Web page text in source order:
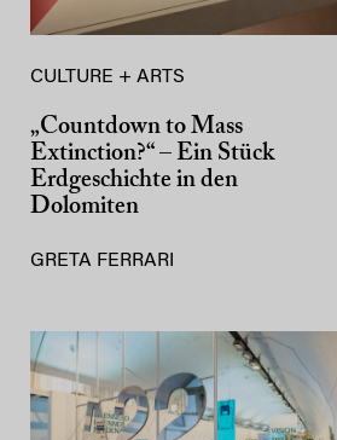
CULTURE + ARTS
„Countdown to Mass
Extinction?“ – Ein Stück
Erdgeschichte in den
Dolomiten
GRETA FERRARI